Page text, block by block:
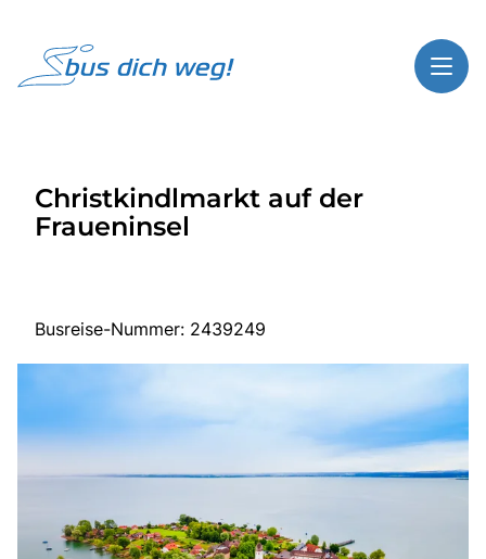
Highlights
Service
Bus mieten
Über Bus dich weg!
Radio
Christkindlmarkt auf der
Fraueninsel
Busreise-Nummer: 2439249